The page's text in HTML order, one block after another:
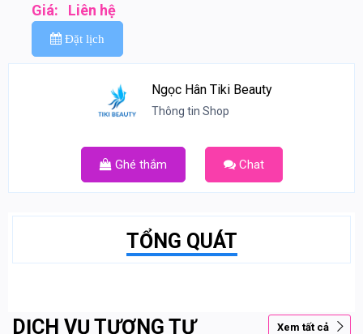
Giá: Liên hệ
Đặt lịch
Ngọc Hân Tiki Beauty
Thông tin Shop
Ghé thắm Chat
TỔNG QUÁT
DỊCH VỤ TƯƠNG TỰ Xem tất cả